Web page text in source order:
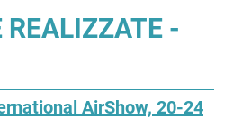
-
AirShow, 20-24